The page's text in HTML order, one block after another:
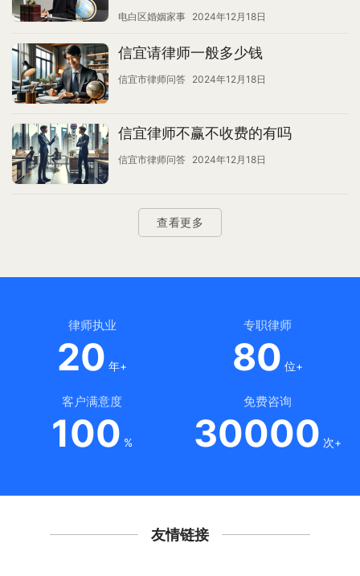
电白区婚姻家事 2024年12月18日
信宜请律师一般多少钱
信宜市律师问答 2024年12月18日
信宜律师不赢不收费的有吗
信宜市律师问答 2024年12月18日
查看更多
律师执业
20 年+
专职律师
80 位+
客户满意度
100 %
免费咨询
30000 次+
友情链接